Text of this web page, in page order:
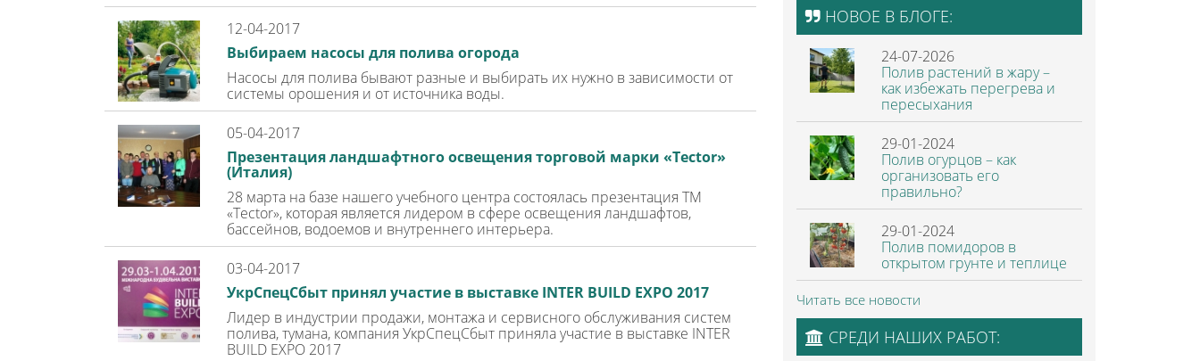
12-04-2017
Выбираем насосы для полива огорода
Насосы для полива бывают разные и выбирать их нужно в зависимости от
системы орошения и от источника воды.
05-04-2017
Презентация ландшафтного освещения торговой марки «Tector»
(Италия)
28 марта на базе нашего учебного центра состоялась презентация ТМ
«Tector», которая является лидером в сфере освещения ландшафтов,
бассейнов, водоемов и внутреннего интерьера.
03-04-2017
УкрСпецСбыт принял участие в выставке INTER BUILD EXPO 2017
Лидер в индустрии продажи, монтажа и сервисного обслуживания систем
полива, тумана, компания УкрСпецСбыт приняла участие в выставке INTER
BUILD EXPO 2017
НОВОЕ В БЛОГЕ:
24-07-2026
Полив растений в жару –
как избежать перегрева и
пересыхания
29-01-2024
Полив огурцов – как
организовать его
правильно?
29-01-2024
Полив помидоров в
открытом грунте и теплице
Читать все новости
СРЕДИ НАШИХ РАБОТ: